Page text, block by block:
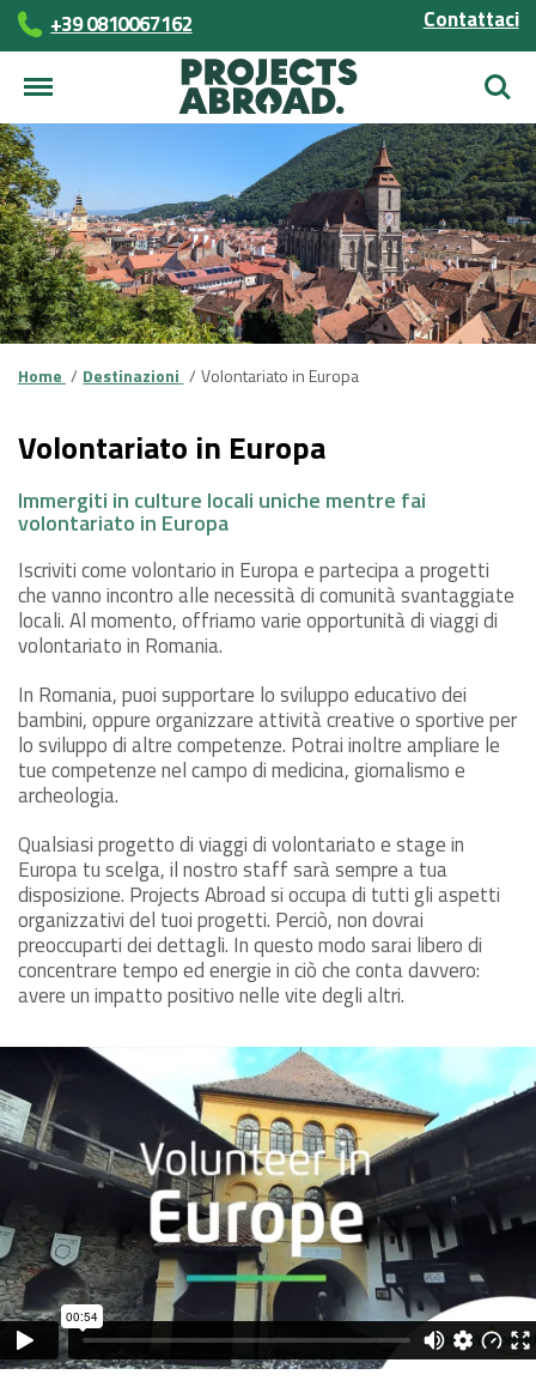
+39 0810067162 Contattaci
Cerca
Home Destinazioni Volontariato in Europa
Volontariato in Europa
Immergiti in culture locali uniche mentre fai
volontariato in Europa
Iscriviti come volontario in Europa e partecipa a progetti
che vanno incontro alle necessità di comunità svantaggiate
locali. Al momento, offriamo varie opportunità di viaggi di
volontariato in Romania.
In Romania, puoi supportare lo sviluppo educativo dei
bambini, oppure organizzare attività creative o sportive per
lo sviluppo di altre competenze. Potrai inoltre ampliare le
tue competenze nel campo di medicina, giornalismo e
archeologia.
Qualsiasi progetto di viaggi di volontariato e stage in
Europa tu scelga, il nostro staff sarà sempre a tua
disposizione. Projects Abroad si occupa di tutti gli aspetti
organizzativi del tuoi progetti. Perciò, non dovrai
preoccuparti dei dettagli. In questo modo sarai libero di
concentrare tempo ed energie in ciò che conta davvero:
avere un impatto positivo nelle vite degli altri.